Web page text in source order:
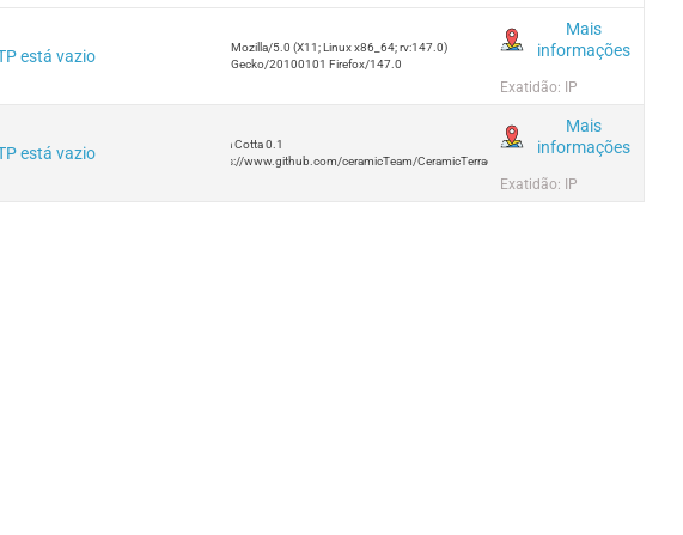
está vazio
Mozilla/5.0 (X11; Linux x86_64; rv:147.0)
Gecko/20100101 Firefox/147.0
Mais
informações
Exatidão: IP
está vazio
Terra Cotta 0.1
https://www.github.com/ceramicTeam/CeramicTerracotta
Mais
informações
Exatidão: IP